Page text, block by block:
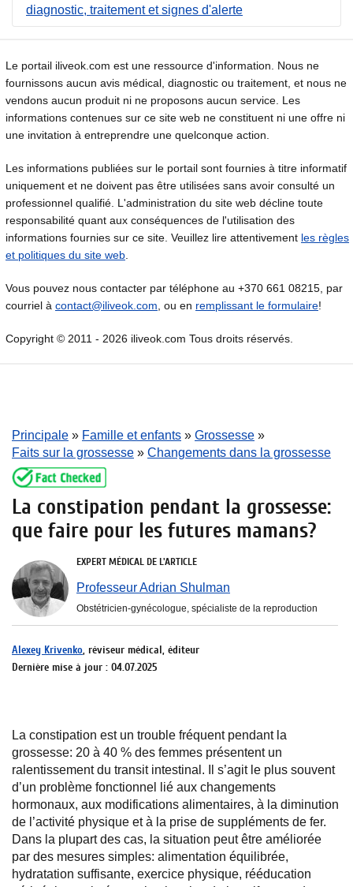
diagnostic, traitement et signes d'alerte
Le portail iliveok.com est une ressource d'information. Nous ne
fournissons aucun avis médical, diagnostic ou traitement, et nous ne
vendons aucun produit ni ne proposons aucun service. Les
informations contenues sur ce site web ne constituent ni une offre ni
une invitation à entreprendre une quelconque action.
Les informations publiées sur le portail sont fournies à titre informatif
uniquement et ne doivent pas être utilisées sans avoir consulté un
professionnel qualifié. L'administration du site web décline toute
responsabilité quant aux conséquences de l'utilisation des
informations fournies sur ce site. Veuillez lire attentivement les règles
et politiques du site web
Vous pouvez nous contacter par téléphone au +370 661 08215, par
courriel à contact@iliveok.com , ou en remplissant le formulaire!
Copyright © 2011 - 2026 iliveok.com Tous droits réservés.
Principale » Famille et enfants » Grossesse »
Faits sur la grossesse » Changements dans la grossesse
La constipation pendant la grossesse:
que faire pour les futures mamans?
EXPERT MÉDICAL DE L'ARTICLE
Professeur Adrian Shulman
Obstétricien-gynécologue, spécialiste de la reproduction
Alexey Krivenko, réviseur médical, éditeur
Dernière mise à jour : 04.07.2025
La constipation est un trouble fréquent pendant la
grossesse: 20 à 40 % des femmes présentent un
ralentissement du transit intestinal. Il s’agit le plus souvent
d’un problème fonctionnel lié aux changements
hormonaux, aux modifications alimentaires, à la diminution
de l’activité physique et à la prise de suppléments de fer.
Dans la plupart des cas, la situation peut être améliorée
par des mesures simples: alimentation équilibrée,
hydratation suffisante, exercice physique, rééducation